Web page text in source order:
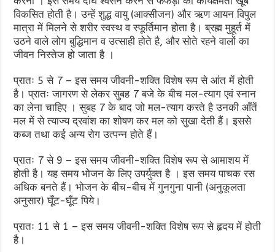
विकसित होती है। उन्हें शुद्ध वायु (आक्सीजन) और ऋण आयन विपुल
मात्रा में मिलने से शरीर स्वस्थ व स्फूर्तिमान होता है। ब्रह्म मुहूर्त में
उठने वाले लोग बुद्धिमान व उत्साही होते है, और सोते रहने वालों का
जीवन निस्तेज हो जाता है ।
प्रातः 5 से 7 – इस समय जीवनी-शक्ति विशेष रूप से आंत में होती
है। प्रातः जागरण से लेकर सुबह 7 बजे के बीच मल-त्याग एवं स्नान
का लेना चाहिए । सुबह 7 के बाद जो मल-त्याग करते है उनकी आँतें
मल में से त्याज्य द्रवांश का शोषण कर मल को सुखा देती हैं। इससे
कब्ज तथा कई अन्य रोग उत्पन्न होते हैं।
प्रातः 7 से 9 – इस समय जीवनी-शक्ति विशेष रूप से आमाशय में
होती है। यह समय भोजन के लिए उपर्युक्त है । इस समय पाचक रस
अधिक बनते हैं। भोजन के बीच-बीच में गुनगुना पानी (अनुकूलता
अनुसार) घूँट-घूँट पिये।
प्रातः 11 से 1 – इस समय जीवनी-शक्ति विशेष रूप से हृदय में होती
है।